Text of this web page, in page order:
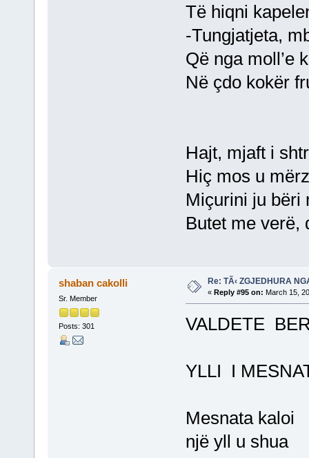
Të hiqni
-Tungjatjeta,
Që nga moll’e
Në çdo kokër
Hajt, mjaft i
Hiç mos u
Miçurini ju bëri
Butet me verë,
shaban cakolli
Sr. Member
Posts: 301
Re: TÃ‹ ZGJEDHURA
« Reply #95 on: March 15,
VALDETE
YLLI I
Mesnata kaloi
një yll u shua